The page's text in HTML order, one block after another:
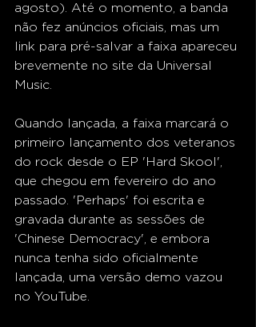
agosto). Até o momento, a banda
não fez anúncios oficiais, mas um
link para pré-salvar a faixa apareceu
brevemente no site da Universal
Music.
Quando lançada, a faixa marcará o
primeiro lançamento dos veteranos
do rock desde o EP 'Hard Skool',
que chegou em fevereiro do ano
passado. 'Perhaps' foi escrita e
gravada durante as sessões de
'Chinese Democracy', e embora
nunca tenha sido oficialmente
lançada, uma versão demo vazou
no YouTube.